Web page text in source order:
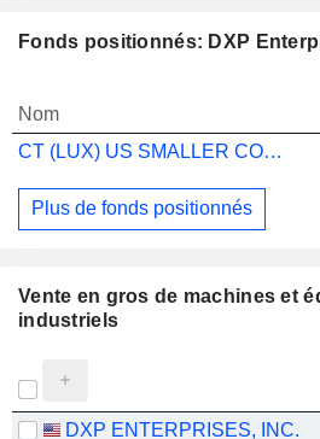
Fonds positionnés: DXP
Nom
CT (LUX) US SMALLER COMPANIES A INC USD
Plus de fonds positionnés
Vente en gros de machines et
industriels
DXP ENTERPRISES, INC.